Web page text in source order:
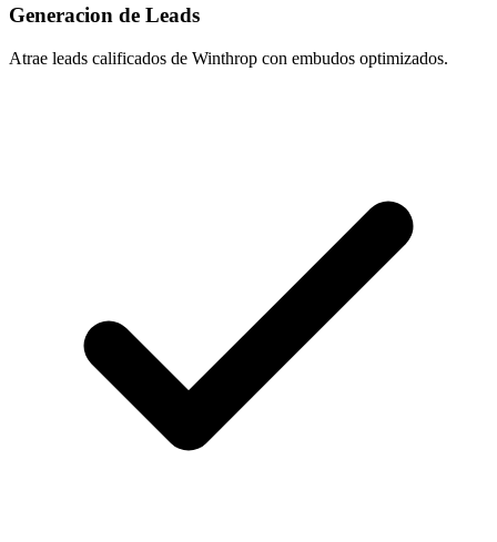
Generacion de Leads
Atrae leads calificados de Winthrop con embudos optimizados.